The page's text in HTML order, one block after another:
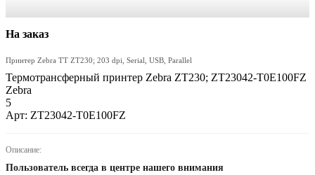
На заказ
Принтер Zebra TT ZT230; 203 dpi, Serial, USB, Parallel
Термотрансферный принтер Zebra ZT230; ZT23042-T0E100FZ
Zebra
5
Арт: ZT23042-T0E100FZ
Описание:
Пользователь всегда в центре нашего внимания